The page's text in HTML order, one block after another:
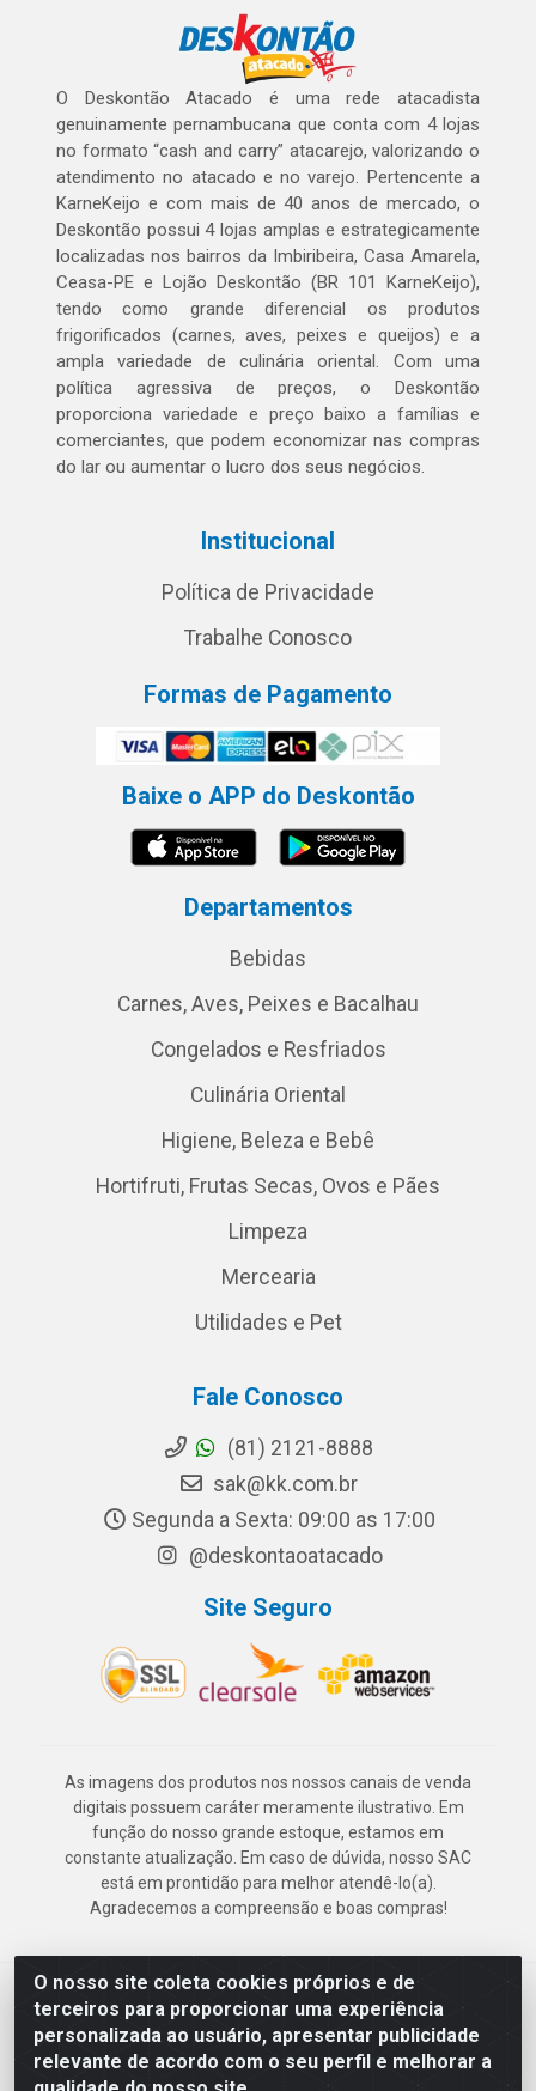
O nosso site coleta cookies próprios e de
terceiros para proporcionar uma experiência
personalizada ao usuário, apresentar publicidade
relevante de acordo com o seu perfil e melhorar a
O Deskontão Atacado é uma rede atacadista
genuinamente pernambucana que conta com 4 lojas
no formato “cash and carry” atacarejo, valorizando o
atendimento no atacado e no varejo. Pertencente a
KarneKeijo e com mais de 40 anos de mercado, o
Deskontão possui 4 lojas amplas e estrategicamente
localizadas nos bairros da Imbiribeira, Casa Amarela,
Ceasa-PE e Lojão Deskontão (BR 101 KarneKeijo),
tendo como grande diferencial os produtos
frigorificados (carnes, aves, peixes e queijos) e a
ampla variedade de culinária oriental. Com uma
política agressiva de preços, o Deskontão
proporciona variedade e preço baixo a famílias e
comerciantes, que podem economizar nas compras
do lar ou aumentar o lucro dos seus negócios.
Institucional
Política de Privacidade
Trabalhe Conosco
Formas de Pagamento
Baixe o APP do Deskontão
Departamentos
Bebidas
Carnes, Aves, Peixes e Bacalhau
Congelados e Resfriados
Culinária Oriental
Higiene, Beleza e Bebê
Hortifruti, Frutas Secas, Ovos e Pães
Limpeza
Mercearia
Utilidades e Pet
Fale Conosco
(81) 2121-8888
sak@kk.com.br
Segunda a Sexta: 09:00 as 17:00
@deskontaoatacado
Site Seguro
As imagens dos produtos nos nossos canais de venda
digitais possuem caráter meramente ilustrativo. Em
função do nosso grande estoque, estamos em
constante atualização. Em caso de dúvida, nosso SAC
está em prontidão para melhor atendê-lo(a).
Agradecemos a compreensão e boas compras!
Deskontão Atacado - Av. Marechal Mascarenhas de Morais, 2471 -
Imbiribeira - Recife/PE - CEP 51.150-001 - CNPJ 24.150.377/0003-
57